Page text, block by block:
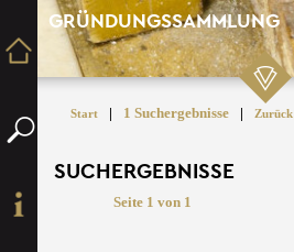
GRÜNDUNGSSAMMLUNG
Start | 1 Suchergebnisse | Zurück
SUCHERGEBNISSE
Seite 1 von 1